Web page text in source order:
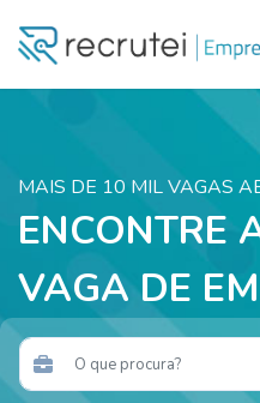
MAIS DE 10 MIL VAGAS
ENCONTRE
VAGA DE